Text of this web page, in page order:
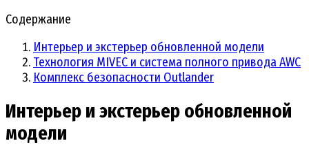
Содержание
Интерьер и экстерьер обновленной модели
Технология MIVEC и система полного привода AWC
Комплекс безопасности Outlander
Интерьер и экстерьер обновленной
модели